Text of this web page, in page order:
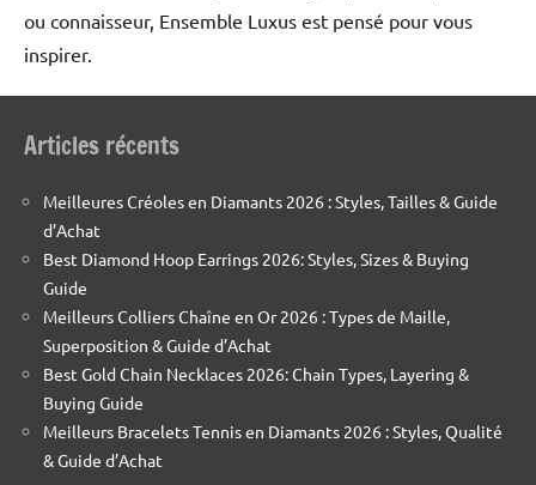
ou connaisseur, Ensemble Luxus est pensé pour vous
inspirer.
Articles récents
Meilleures Créoles en Diamants 2026 : Styles, Tailles & Guide
d’Achat
Best Diamond Hoop Earrings 2026: Styles, Sizes & Buying
Guide
Meilleurs Colliers Chaîne en Or 2026 : Types de Maille,
Superposition & Guide d’Achat
Best Gold Chain Necklaces 2026: Chain Types, Layering &
Buying Guide
Meilleurs Bracelets Tennis en Diamants 2026 : Styles, Qualité
& Guide d’Achat